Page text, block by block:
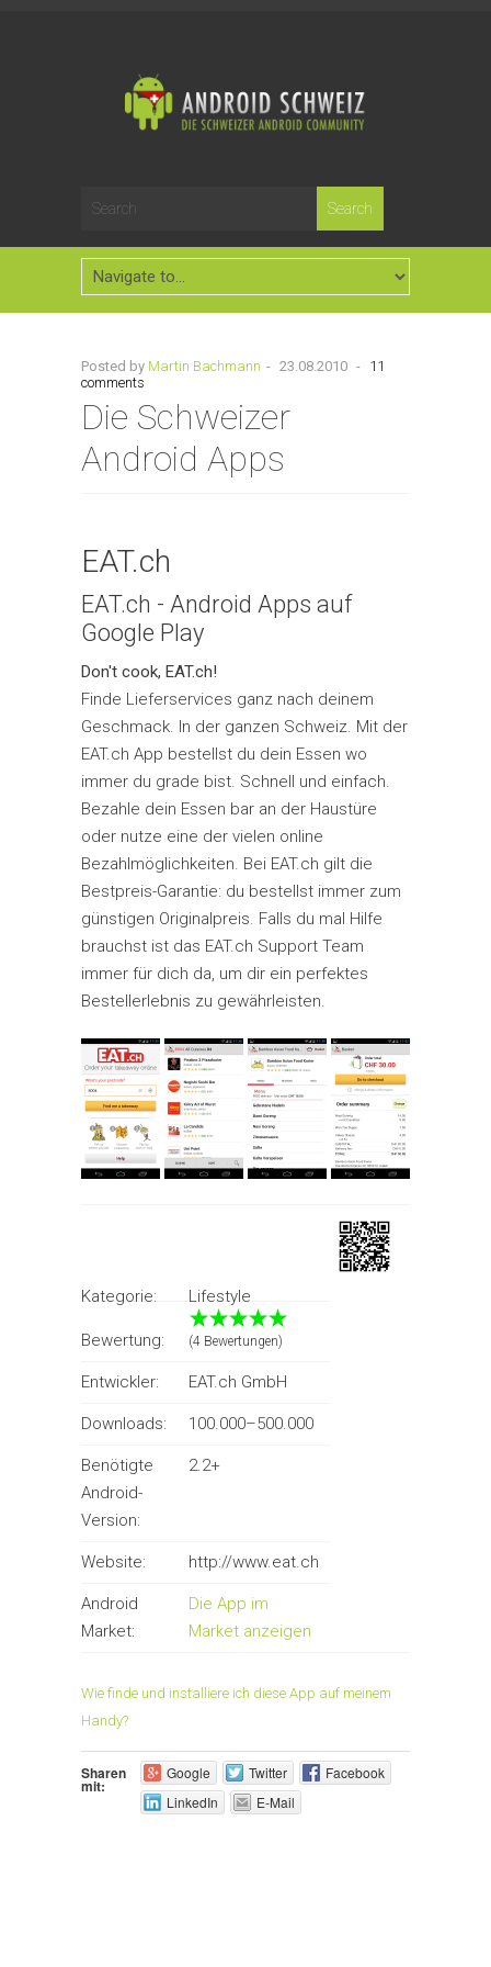
Posted by Martin Bachmann - 23.08.2010 - 11
comments
Die Schweizer
Android Apps
EAT.ch
EAT.ch - Android Apps auf
Google Play
Don't cook, EAT.ch!
Finde Lieferservices ganz nach deinem
Geschmack. In der ganzen Schweiz. Mit der
EAT.ch App bestellst du dein Essen wo
immer du grade bist. Schnell und einfach.
Bezahle dein Essen bar an der Haustüre
oder nutze eine der vielen online
Bezahlmöglichkeiten. Bei EAT.ch gilt die
Bestpreis-Garantie: du bestellst immer zum
günstigen Originalpreis. Falls du mal Hilfe
brauchst ist das EAT.ch Support Team
immer für dich da, um dir ein perfektes
Bestellerlebnis zu gewährleisten.
Kategorie: Lifestyle
Bewertung: (4 Bewertungen)
Entwickler: EAT.ch GmbH
Downloads: 100.000–500.000
Benötigte
Android-
Version:
2.2+
Website: http://www.eat.ch
Android
Market:
Die App im
Market anzeigen
Wie finde und installiere ich diese App auf meinem
Handy?
Sharen
mit:
Google Twitter
Facebook
LinkedIn
E-Mail